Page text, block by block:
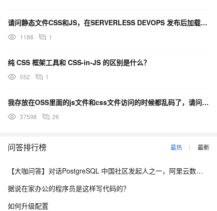
请问静态文件CSS和JS，在SERVERLESS DEVOPS 发布后加载不了怎么处理？PYTHON
1188 1
纯 CSS 框架工具和 CSS-in-JS 的区别是什么？
552 1
我存放在OSS里面的js文件和css文件访问的时候都乱码了，请问怎么回事呀
37598 26
问答排行榜 最热 最新
【大咖问答】对话PostgreSQL 中国社区发起人之一，阿里云数据库高级专家 德哥
据说在家办公的程序员是这样写代码的？
如何升级配置